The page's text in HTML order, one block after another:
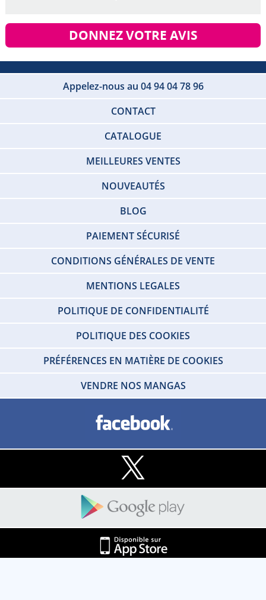
DONNEZ VOTRE AVIS
Appelez-nous au 04 94 04 78 96
CONTACT
CATALOGUE
MEILLEURES VENTES
NOUVEAUTÉS
BLOG
PAIEMENT SÉCURISÉ
CONDITIONS GÉNÉRALES DE VENTE
MENTIONS LEGALES
POLITIQUE DE CONFIDENTIALITÉ
POLITIQUE DES COOKIES
PRÉFÉRENCES EN MATIÈRE DE COOKIES
VENDRE NOS MANGAS